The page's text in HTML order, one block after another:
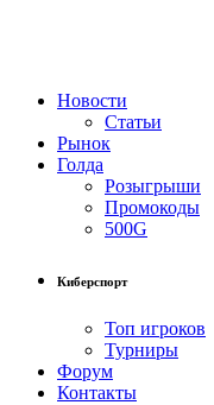
Новости
Статьи
Рынок
Голда
Розыгрыши
Промокоды
500G
Киберспорт
Топ игроков
Турниры
Форум
Контакты